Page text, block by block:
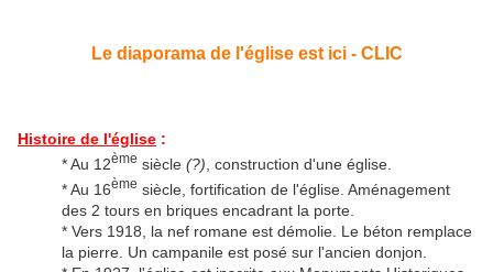
Le diaporama de l'église est ici - CLIC
Histoire de l'église :
* Au 12ème siècle (?) , construction d'une église.
* Au 16ème siècle, fortification de l'église. Aménagement
des 2 tours en briques encadrant la porte.
* Vers 1918, la nef romane est démolie. Le béton remplace
la pierre. Un campanile est posé sur l'ancien donjon.